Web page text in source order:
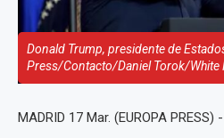
Donald Trump, presidente de
Press/Contacto/Daniel Torok/White
MADRID 17 Mar. (EUROPA PRESS) -